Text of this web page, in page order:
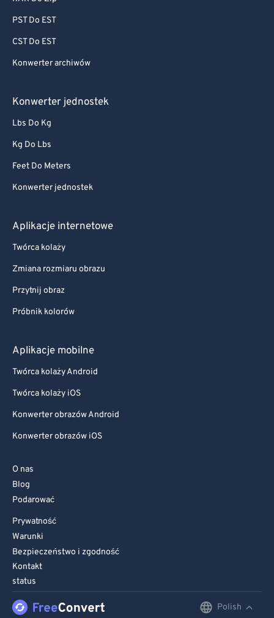
PST Do EST
CST Do EST
Konwerter archiwów
Konwerter jednostek
Lbs Do Kg
Kg Do Lbs
Feet Do Meters
Konwerter jednostek
Aplikacje internetowe
Twórca kolaży
Zmiana rozmiaru obrazu
Przytnij obraz
Próbnik kolorów
Aplikacje mobilne
Twórca kolaży Android
Twórca kolaży iOS
Konwerter obrazów Android
Konwerter obrazów iOS
O nas
Blog
Podarować
Prywatność
Warunki
Bezpieczeństwo i zgodność
Kontakt
status
Polish